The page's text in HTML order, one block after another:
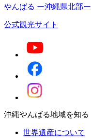
やんばる ー沖縄県北部ー
公式観光サイト
沖縄やんばる地域を知る
世界遺産について